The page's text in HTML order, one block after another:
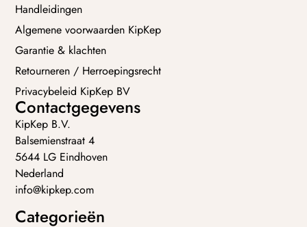
Handleidingen
Algemene voorwaarden KipKep
Garantie & klachten
Retourneren / Herroepingsrecht
Privacybeleid KipKep BV
Contactgegevens
KipKep B.V.
Balsemienstraat 4
5644 LG Eindhoven
Nederland
info@kipkep.com
Categorieën